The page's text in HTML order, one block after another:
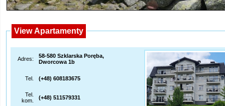
View Apartamenty
Adres:
58-580 Szklarska Poręba,
Dworcowa 1b
Tel. (+48) 608183675
Tel.
kom.
(+48) 511579331